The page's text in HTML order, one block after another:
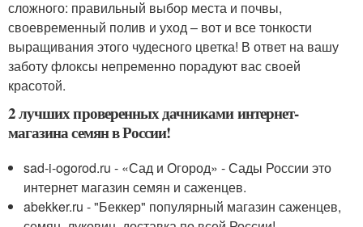
сложного: правильный выбор места и почвы,
своевременный полив и уход – вот и все тонкости
выращивания этого чудесного цветка! В ответ на вашу
заботу флоксы непременно порадуют вас своей
красотой.
2 лучших проверенных дачниками интернет-
магазина семян в России!
sad-i-ogorod.ru - «Сад и Огород» - Сады России это
интернет магазин семян и саженцев.
abekker.ru - "Беккер" популярный магазин саженцев,